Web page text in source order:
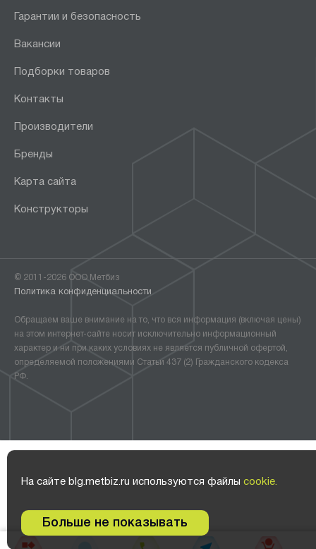
На сайте blg.metbiz.ru используются файлы cookie.
Больше не показывать
Гарантии и безопасность
Вакансии
Подборки товаров
Контакты
Производители
Бренды
Карта сайта
Конструкторы
© 2011-2026 ООО Метбиз
Политика конфиденциальности
Обращаем ваше внимание на то, что вся информация (включая цены)
на этом интернет-сайте носит исключительно информационный
характер и ни при каких условиях не является публичной офертой,
определяемой положениями Статьи 437 (2) Гражданского кодекса
РФ.